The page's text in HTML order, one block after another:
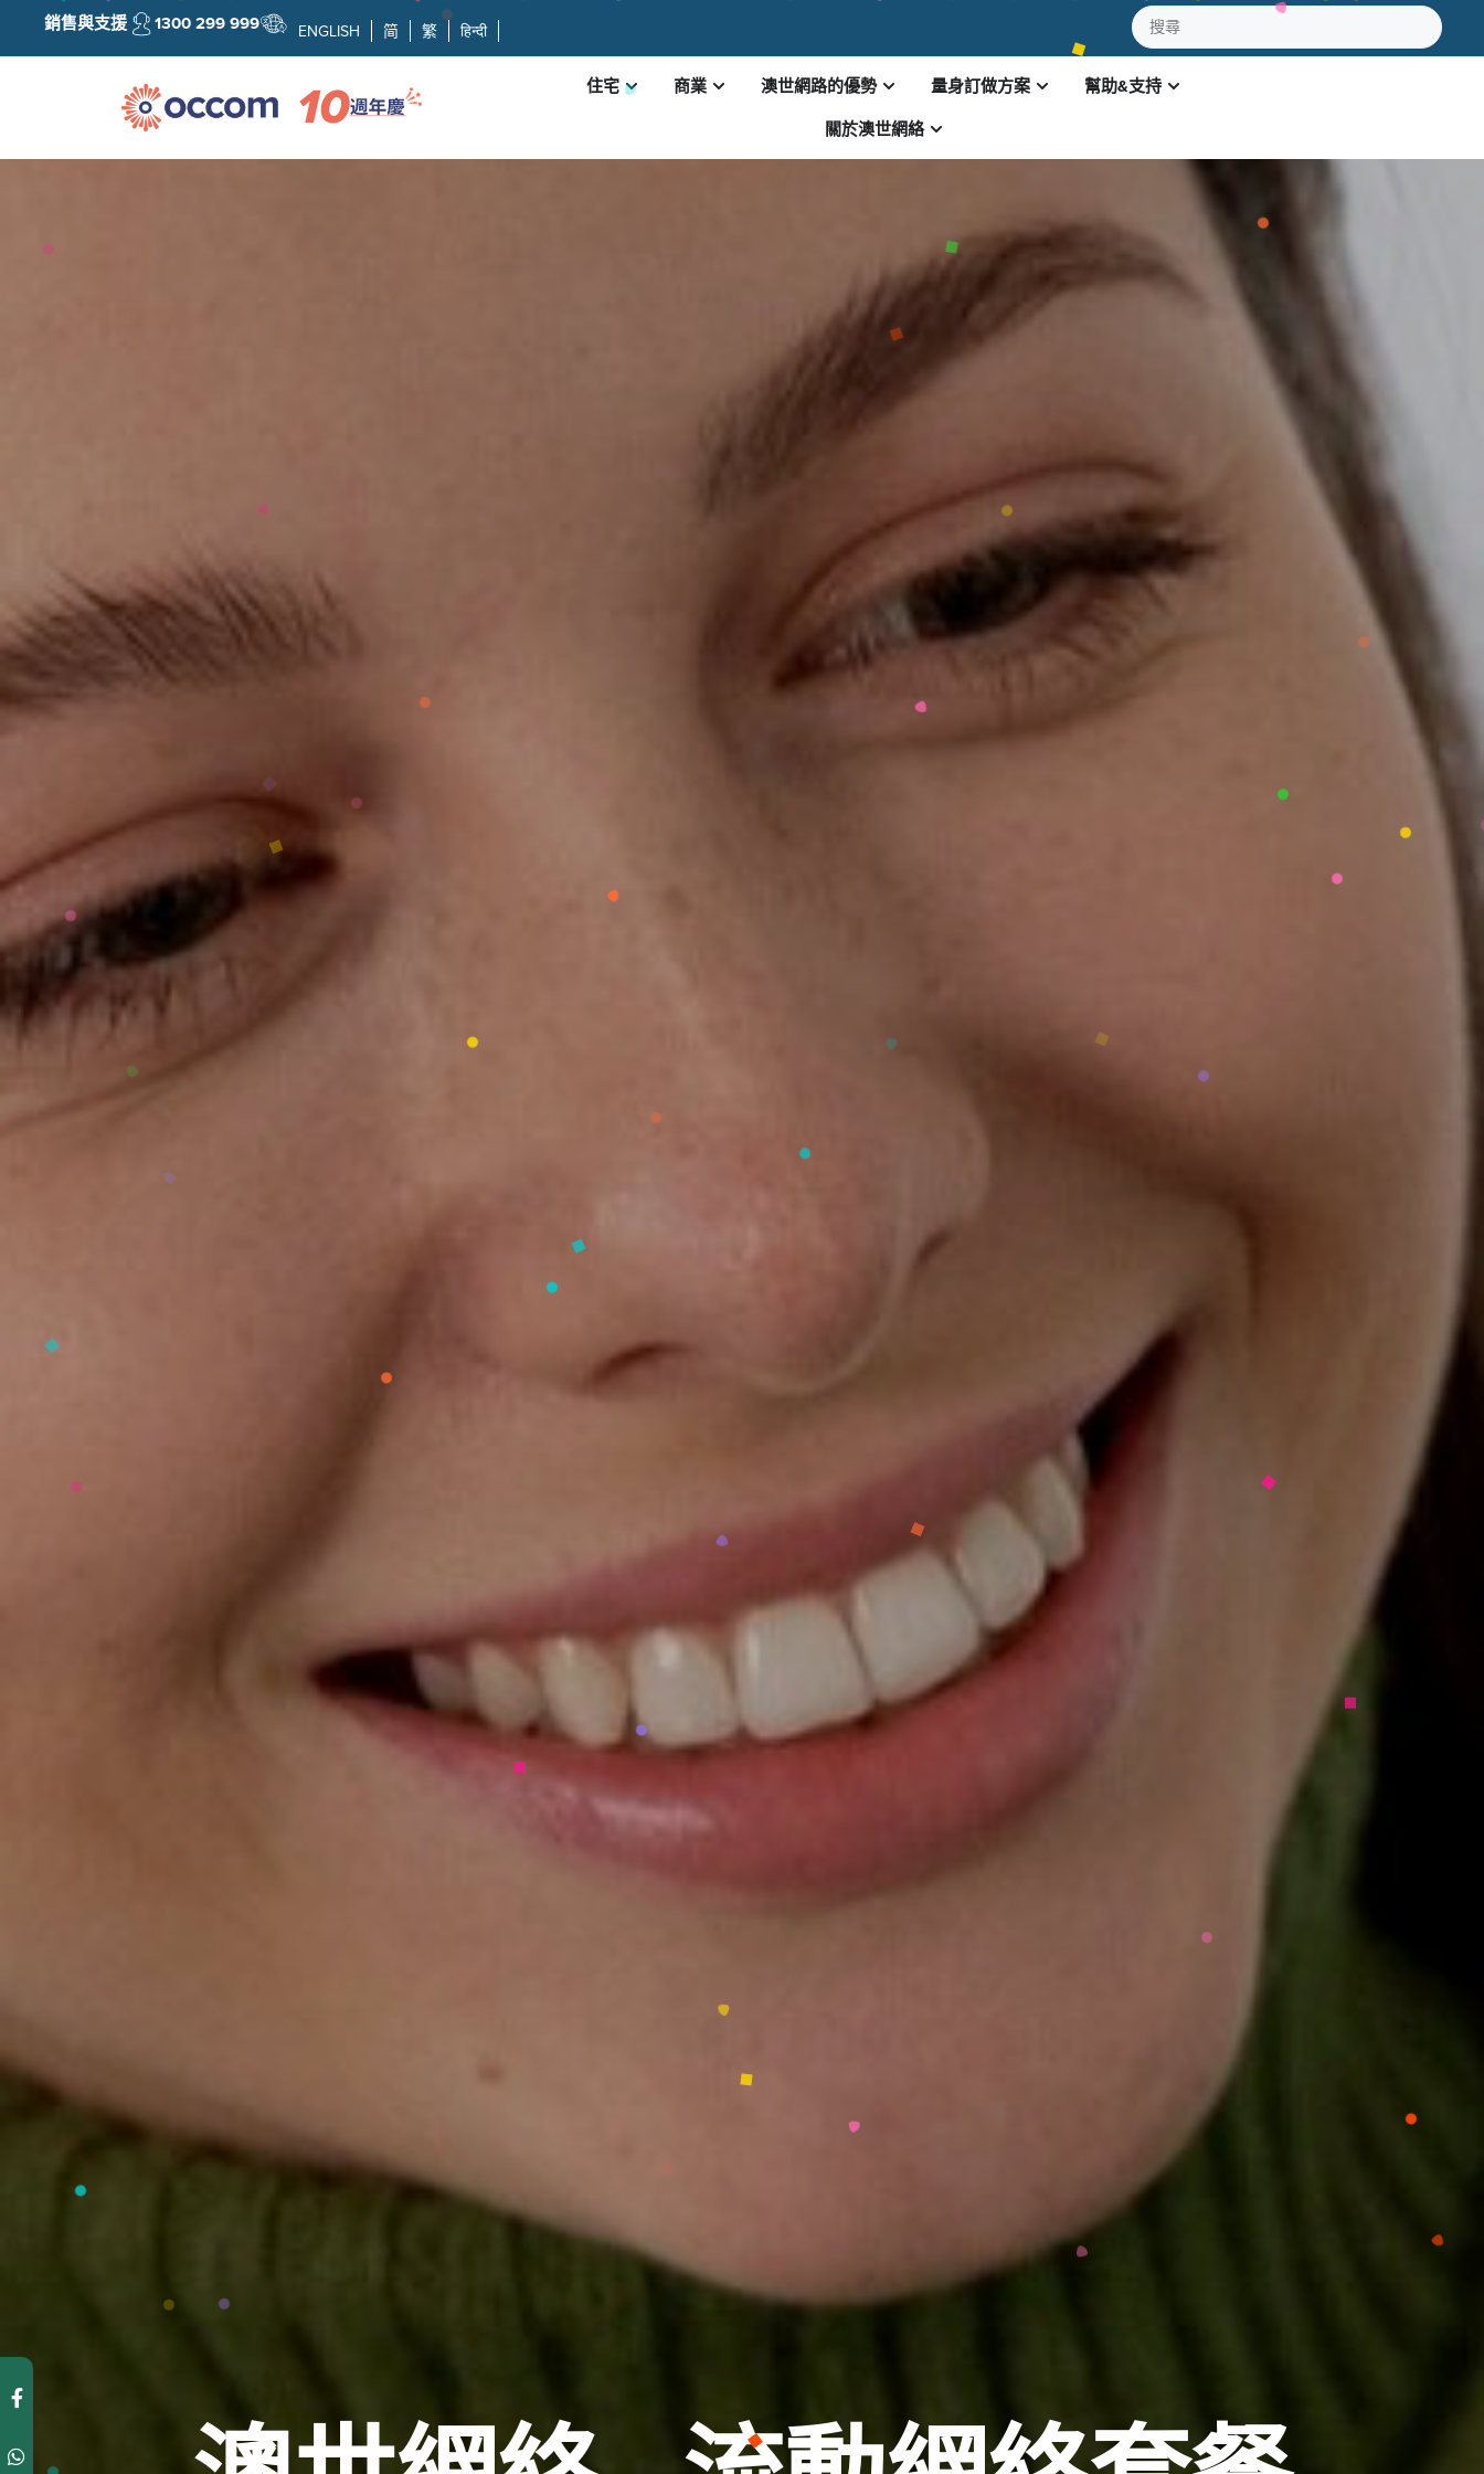
銷售與支援 1300 299 999 ENGLISH 简 繁 हिन्दी
住宅 商業 澳世網路的優勢 量身訂做方案
幫助&支持
關於澳世網絡